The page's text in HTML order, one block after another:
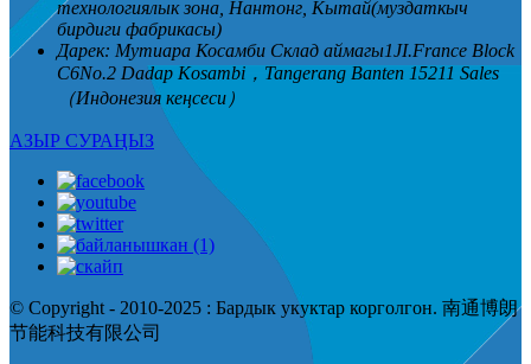
технологиялык зона, Нантонг, Кытай(муздаткыч
бирдиги фабрикасы)
Дарек: Мутиара Косамби Склад аймагы1JI.France Block
C6No.2 Dadap Kosambi，Tangerang Banten 15211 Sales
（Индонезия кеңсеси）
АЗЫР СУРАҢЫЗ
© Copyright - 2010-2025 : Бардык укуктар корголгон. 南通博朗
节能科技有限公司